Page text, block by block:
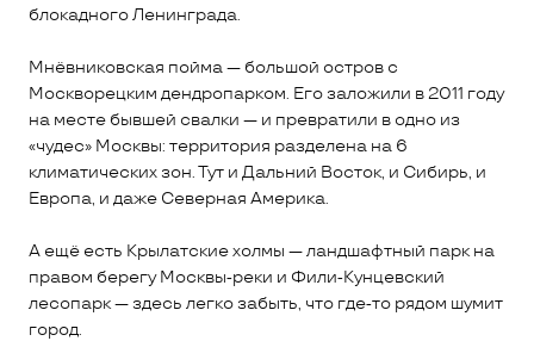
блокадного Ленинграда.
Мнёвниковская пойма — большой остров с
Москворецким дендропарком. Его заложили в 2011 году
на месте бывшей свалки — и превратили в одно из
«чудес» Москвы: территория разделена на 6
климатических зон. Тут и Дальний Восток, и Сибирь, и
Европа, и даже Северная Америка.
А ещё есть Крылатские холмы — ландшафтный парк на
правом берегу Москвы‑реки и Фили‑Кунцевский
лесопарк — здесь легко забыть, что где‑то рядом шумит
город.